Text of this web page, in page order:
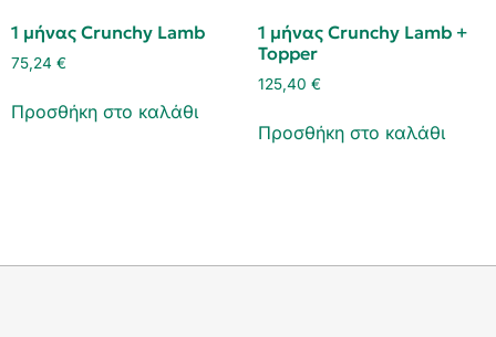
1 μήνας Crunchy Lamb
75,24 €
Προσθήκη στο καλάθι
1 μήνας Crunchy Lamb +
Topper
125,40 €
Προσθήκη στο καλάθι